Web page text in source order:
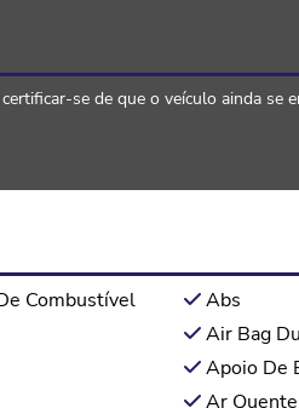
se de que o veículo ainda se
Combustível
Abs
Air Bag
Apoio De
Ar Quente